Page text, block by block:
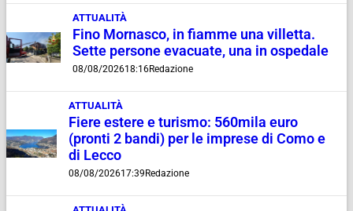
ATTUALITÀ
Fino Mornasco, in fiamme una villetta.
Sette persone evacuate, una in ospedale
08/08/202618:16Redazione
ATTUALITÀ
Fiere estere e turismo: 560mila euro
(pronti 2 bandi) per le imprese di Como e
di Lecco
08/08/202617:39 Redazione